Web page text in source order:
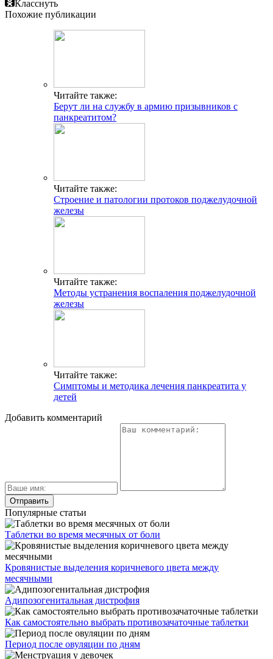
Класснуть
Похожие публикации
Читайте также:
Берут ли на службу в армию призывников с
панкреатитом?
Читайте также:
Строение и патологии протоков поджелудочной
железы
Читайте также:
Методы устранения воспаления поджелудочной
железы
Читайте также:
Симптомы и методика лечения панкреатита у
детей
Добавить комментарий
Популярные статьи
Таблетки во время месячных от боли
Кровянистые выделения коричневого цвета между
месячными
Адипозогенитальная дистрофия
Как самостоятельно выбрать противозачаточные таблетки
Период после овуляции по дням